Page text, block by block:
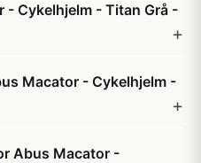
- Cykelhjelm - Titan Grå -
Macator - Cykelhjelm -
Abus Macator -